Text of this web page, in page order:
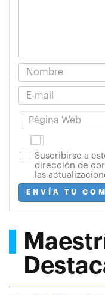
Suscribirse a
dirección de
las
ENVÍA TU